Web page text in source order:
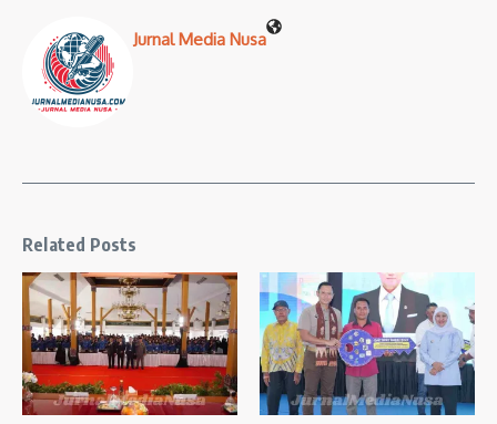
Jurnal Media Nusa
Related Posts